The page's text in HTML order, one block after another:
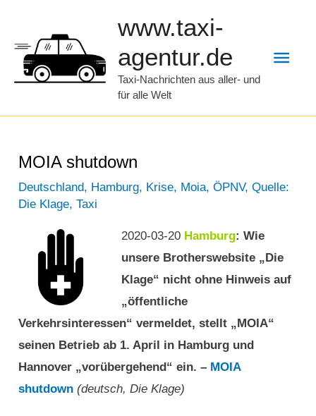
springen
www.taxi-
agentur.de
Taxi-Nachrichten aus aller- und
für alle Welt
MOIA shutdown
Deutschland, Hamburg, Krise, Moia,ÖPNV,Quelle:
Die Klage,Taxi
2020-03-20 Hamburg: Wie
unsere Brotherswebsite „Die
Klage“ nicht ohne Hinweis auf
„öffentliche
Verkehrsinteressen“ vermeldet, stellt „MOIA“
seinen Betrieb ab 1. April in Hamburg und
Hannover „vorübergehend“ ein. – MOIA
shutdown (deutsch, Die Klage)